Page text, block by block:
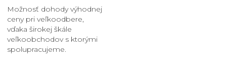
Možnosť dohody výhodnej
ceny pri veľkoodbere,
vďaka širokej škále
veľkoobchodov s ktorými
spolupracujeme.